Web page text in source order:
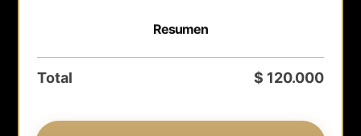
Resumen
Total $ 120.000